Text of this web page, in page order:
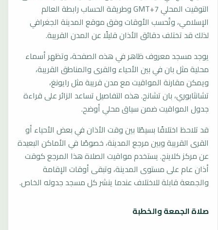
التوقيت المحلي GMT+7 وطريقة الحساب رابطة العالم
الإسلامي، وتُحسب الأوقات وفق موقع المدينة الجغرافي
لذلك قد تختلف دقائق الأذان قليلًا عن المدن القريبة.
يوجد مسجد معروف ظاهر في هذه الصفحة، وتظهر أسماء
محلية مثل بان في بين الأحياء والقرى والمناطق القريبة،
ويمكن مقارنة المواقيت مع مدن قريبة مثل رايونغ،
تشانثابوري، بان تشانج. هذه التفاصيل تساعد الزائر على قراءة
جدول المواقيت ضمن سياق محلي أوضح.
قد تلاحظ اختلافًا بسيطًا بين وقت الأذان في بعض الأحياء أو
القرى القريبة وبين مرجع المدينة، خصوصًا في الأماكن البعيدة
عن مركز كلاينج. يستخدم مواقيت الصلاة هذا المرجع كوقت
أذان عام على مستوى المدينة، وتبقى أوقات الإقامة
والجمعة قابلة للاختلاف عندما ينشر كل مسجد جدوله الخاص.
صلاة الجمعة والخطبة